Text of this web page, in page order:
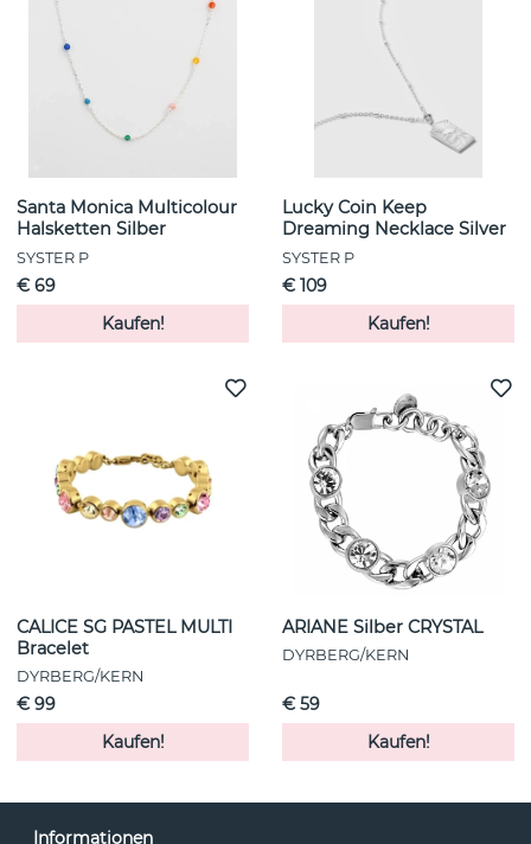
Santa Monica Multicolour
Halsketten Silber
SYSTER P
€ 69
Kaufen!
Lucky Coin Keep
Dreaming Necklace Silver
SYSTER P
€ 109
Kaufen!
CALICE SG PASTEL MULTI
Bracelet
DYRBERG/KERN
€ 99
Kaufen!
ARIANE Silber CRYSTAL
DYRBERG/KERN
€ 59
Kaufen!
Informationen